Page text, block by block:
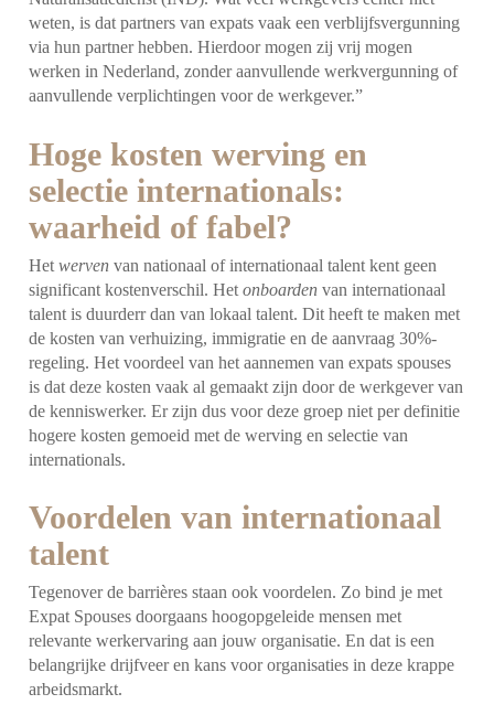
weten, is dat partners van expats vaak een verblijfsvergunning
via hun partner hebben. Hierdoor mogen zij vrij mogen
werken in Nederland, zonder aanvullende werkvergunning of
aanvullende verplichtingen voor de werkgever.”
Hoge kosten werving en
selectie internationals:
waarheid of fabel?
Hetwerven van nationaal of internationaal talent kent geen
significant kostenverschil. Hetonboarden van internationaal
talent is duurderr dan van lokaal talent. Dit heeft te maken met
de kosten van verhuizing, immigratie en de aanvraag 30%-
regeling. Het voordeel van het aannemen van expats spouses
is dat deze kosten vaak al gemaakt zijn door de werkgever van
de kenniswerker. Er zijn dus voor deze groep niet per definitie
hogere kosten gemoeid met de werving en selectie van
internationals.
Voordelen van internationaal
talent
Tegenover de barrières staan ook voordelen. Zo bind je met
Expat Spouses doorgaans hoogopgeleide mensen met
relevante werkervaring aan jouw organisatie. En dat is een
belangrijke drijfveer en kans voor organisaties in deze krappe
arbeidsmarkt.